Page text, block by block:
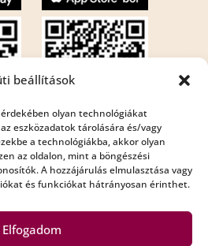
beállítások
olyan technológiákat
eszközadatok tárolására és/vagy
a technológiákba, akkor olyan
az oldalon, mint a böngészési
A hozzájárulás elmulasztása vagy
és funkciókat hátrányosan érinthet.
Elfogadom
bezs
195.210.29.82:8002/bezs2